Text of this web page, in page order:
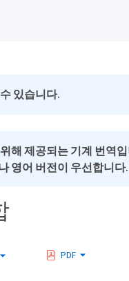
있습니다.
해 제공되는 기계 번역
영어 버전이 우선합니다.
PDF